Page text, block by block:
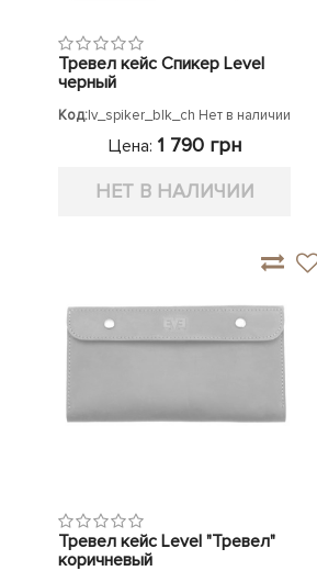
Тревел кейс Спикер Level
черный
Код:lv_spiker_blk_ch Нет в наличии
Цена: 1 790 грн
НЕТ В НАЛИЧИИ
Тревел кейс Level "Тревел"
коричневый